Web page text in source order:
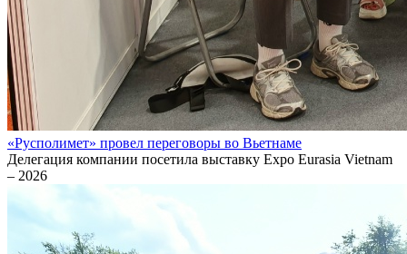
«Русполимет» провел переговоры во Вьетнаме
Делегация компании посетила выставку Expo Eurasia Vietnam
– 2026